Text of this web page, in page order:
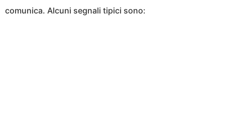
comunica. Alcuni segnali tipici sono: